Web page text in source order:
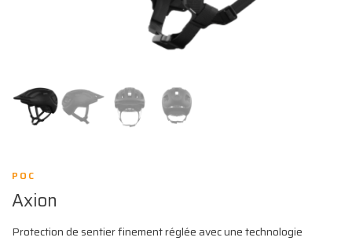
POC
Axion
Protection de sentier finement réglée avec une technologie